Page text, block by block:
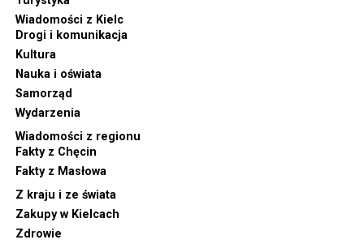
Wiadomości z Kielc
Drogi i komunikacja
Kultura
Nauka i oświata
Samorząd
Wydarzenia
Wiadomości z regionu
Fakty z Chęcin
Fakty z Masłowa
Z kraju i ze świata
Zakupy w Kielcach
Zdrowie